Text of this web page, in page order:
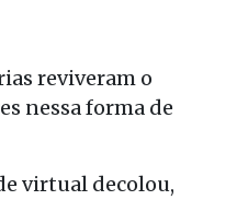
reviveram o
nessa forma de
virtual decolou,